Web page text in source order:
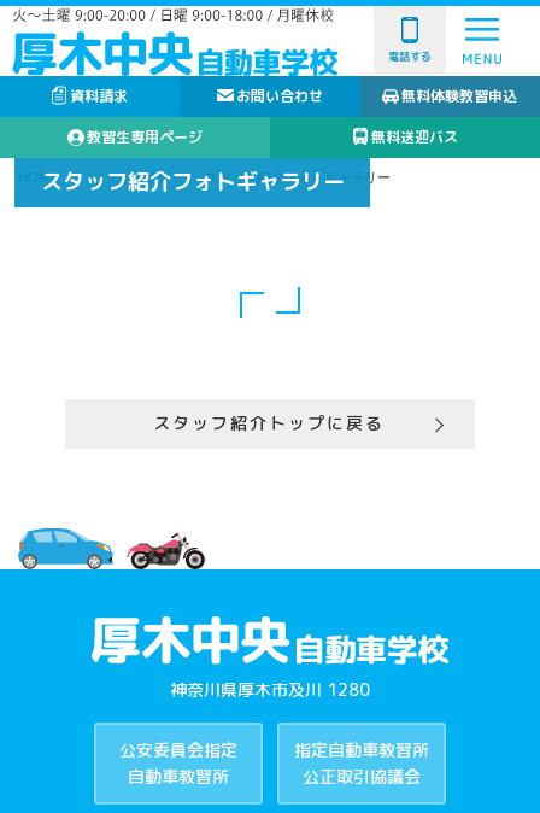
電話する
資料請求 お問い合わせ
無料体験教習申込
教習生専用ページ
無料送迎バス
HOME スタッフ紹介 スタッフ紹介フォトギャラリー
スタッフ紹介フォトギャラリー
スタッフ紹介トップに戻る
神奈川県厚木市及川 1280
公安委員会指定
自動車教習所
指定自動車教習所
公正取引協議会